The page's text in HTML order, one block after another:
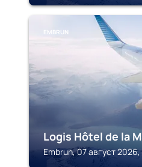
EMBRUN
Logis Hôtel de la
Embrun, 07 август